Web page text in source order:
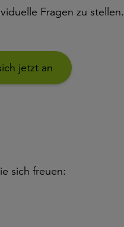
Fragen zu stellen.
jetzt an
sich freuen: